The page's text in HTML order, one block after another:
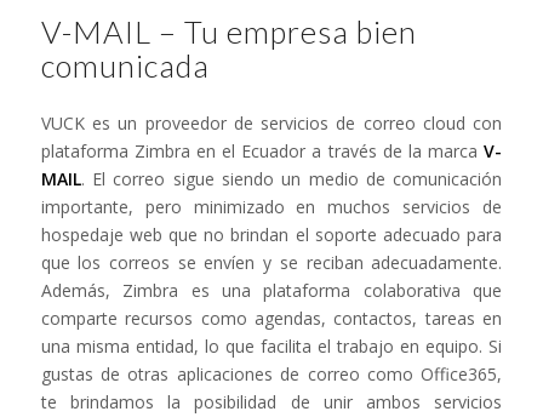
V-MAIL – Tu empresa bien
comunicada
VUCK es un proveedor de servicios de correo cloud con
plataforma Zimbra en el Ecuador a través de la marcaV-
MAIL. El correo sigue siendo un medio de comunicación
importante, pero minimizado en muchos servicios de
hospedaje web que no brindan el soporte adecuado para
que los correos se envíen y se reciban adecuadamente.
Además, Zimbra es una plataforma colaborativa que
comparte recursos como agendas, contactos, tareas en
una misma entidad, lo que facilita el trabajo en equipo. Si
gustas de otras aplicaciones de correo como Office365,
te brindamos la posibilidad de unir ambos servicios